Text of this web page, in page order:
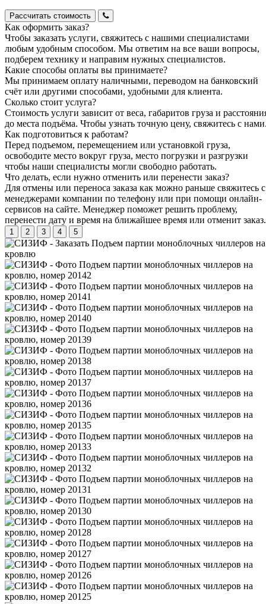
Рассчитать стоимость
Как оформить заказ?
Чтобы заказать услуги, свяжитесь с нашими специалистами
любым удобным способом. Мы ответим на все ваши вопросы,
подберем технику и направим нужных специалистов.
Какие способы оплаты вы принимаете?
Мы принимаем оплату наличными, переводом на банковский
счёт или другими способами, удобными для клиента.
Сколько стоит услуга?
Стоимость услуги зависит от веса, габаритов груза и
до места подъёма. Чтобы узнать точную цену, свяжитесь с
Как подготовиться к работам?
Перед подъемом, перемещением или установкой груза,
освободите место вокруг груза, место погрузки и разгрузки
чтобы наши специалисты могли свободно работать.
Что делать, если нужно отменить или перенести заказ?
Для отмены или переноса заказа как можно раньше свяжитесь с
менеджерами компании по телефону или при помощи онлайн-
сервисов на сайте. Менеджер поможет решить проблему,
перенести дату и время на ближайшее время или отменит заказ.
1 2 3 4 5